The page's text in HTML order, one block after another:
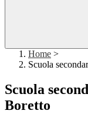
Home >
Scuola
Scuola
Boretto